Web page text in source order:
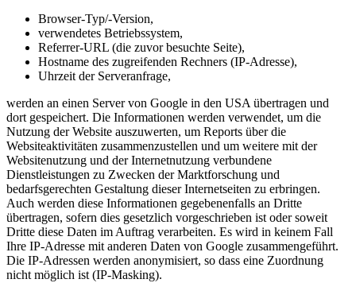
Browser-Typ/-Version,
verwendetes Betriebssystem,
Referrer-URL (die zuvor besuchte Seite),
Hostname des zugreifenden Rechners (IP-Adresse),
Uhrzeit der Serveranfrage,
werden an einen Server von Google in den USA übertragen und
dort gespeichert. Die Informationen werden verwendet, um die
Nutzung der Website auszuwerten, um Reports über die
Websiteaktivitäten zusammenzustellen und um weitere mit der
Websitenutzung und der Internetnutzung verbundene
Dienstleistungen zu Zwecken der Marktforschung und
bedarfsgerechten Gestaltung dieser Internetseiten zu erbringen.
Auch werden diese Informationen gegebenenfalls an Dritte
übertragen, sofern dies gesetzlich vorgeschrieben ist oder soweit
Dritte diese Daten im Auftrag verarbeiten. Es wird in keinem Fall
Ihre IP-Adresse mit anderen Daten von Google zusammengeführt.
Die IP-Adressen werden anonymisiert, so dass eine Zuordnung
nicht möglich ist (IP-Masking).